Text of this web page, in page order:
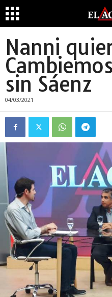
Nanni
sin Sáenz
04/03/2021